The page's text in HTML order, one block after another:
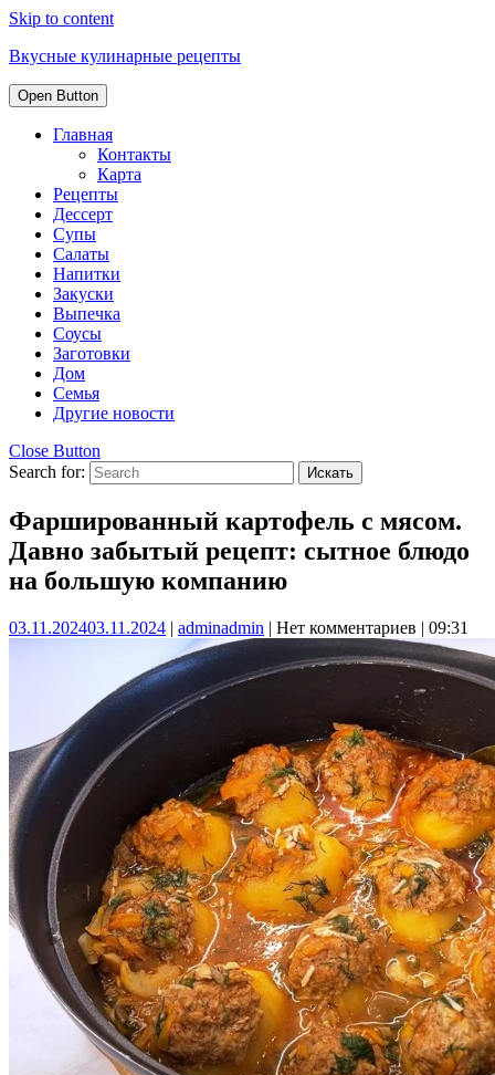
Skip to content
Вкусные кулинарные рецепты
Open Button
Главная
Контакты
Карта
Рецепты
Дессерт
Супы
Салаты
Напитки
Закуски
Выпечка
Соусы
Заготовки
Дом
Семья
Другие новости
Close Button
Search for:
Фаршированный картофель с мясом.
Давно забытый рецепт: сытное блюдо
на большую компанию
03.11.202403.11.2024 | adminadmin | Нет комментариев | 09:31